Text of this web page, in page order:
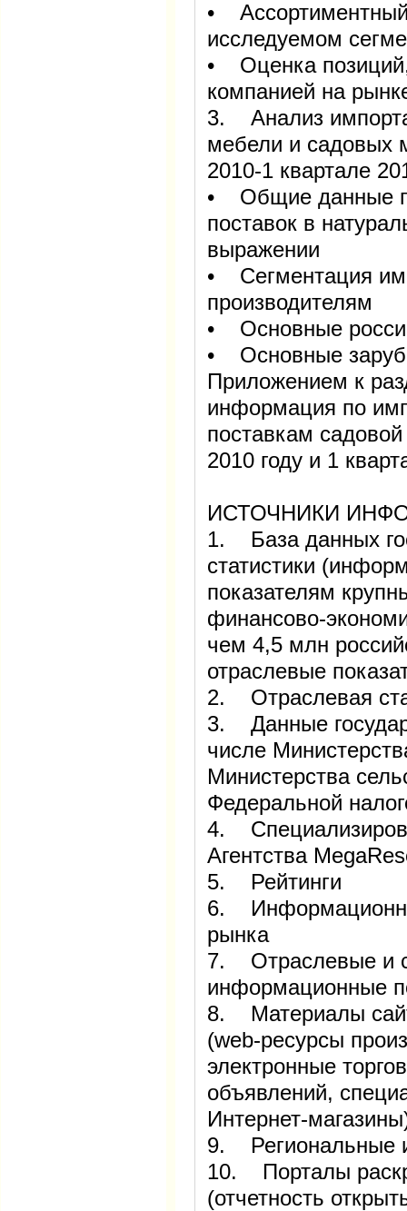
•
исследуемом
• Оценка
компанией на
3. Анализ
мебели и садовых
2010-1 квартале
• Общие данные
поставок в
выражении
• Сегментация
производителям
• Основные
• Основные
Приложением к
информация по
поставкам
2010 году и 1
ИСТОЧНИКИ
1. База данных
статистики
показателям
финансово-
чем 4,5 млн
отраслевые
2. Отраслевая
3. Данные
числе
Министерства
Федеральной
4.
Агентства
5. Рейтинги
6.
рынка
7. Отраслевые и
информационные
8. Материалы
(web-ресурсы
электронные
объявлений,
Интернет-
9. Региональные
10. Порталы
(отчетность